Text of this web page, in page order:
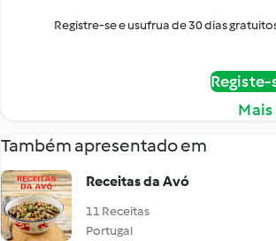
Registre-se e usufrua de 30 dias
Também apresentado em
Receitas da Avó
11 Receitas
Portugal